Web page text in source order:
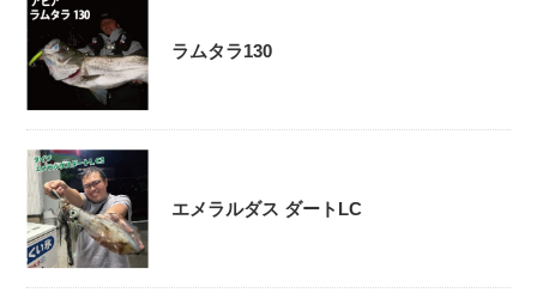
ラムタラ130
エメラルダス ダートLC